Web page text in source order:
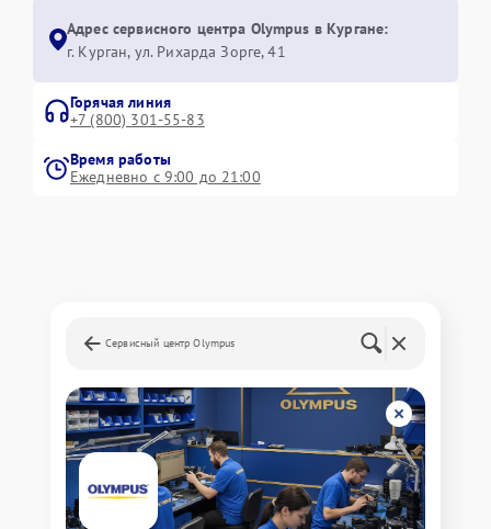
Адрес сервисного центра Olympus в Кургане:
г. Курган, ул. Рихарда Зорге, 41
Горячая линия
+7 (800) 301-55-83
Время работы
Ежедневно с 9:00 до 21:00
Сервисный центр Olympus